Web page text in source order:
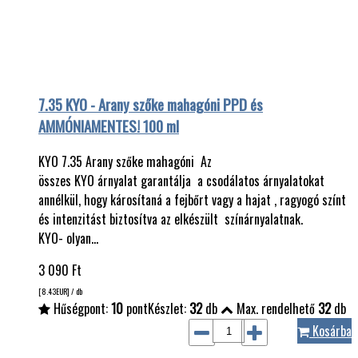
7.35 KYO - Arany szőke mahagóni PPD és
AMMÓNIAMENTES! 100 ml
KYO 7.35 Arany szőke mahagóni Az
összes KYO árnyalat garantálja a csodálatos árnyalatokat
annélkül, hogy károsítaná a fejbőrt vagy a hajat , ragyogó színt
és intenzitást biztosítva az elkészült színárnyalatnak.
KYO- olyan…
3 090 Ft
[8.43EUR] / db
Hűségpont:10 pontKészlet: 32db Max. rendelhető 32db
Kosárba